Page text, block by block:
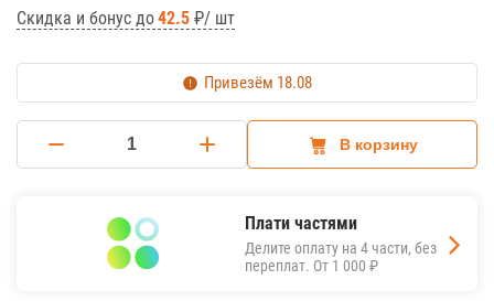
Скидка и бонус до42.5 ₽/ шт
Привезём 18.08
В корзину
Плати частями
Делите оплату на 4 части, без
переплат. От 1 000 ₽